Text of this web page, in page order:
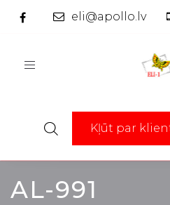
eli@apollo.lv
Toggle
Kļūt par
AL-991